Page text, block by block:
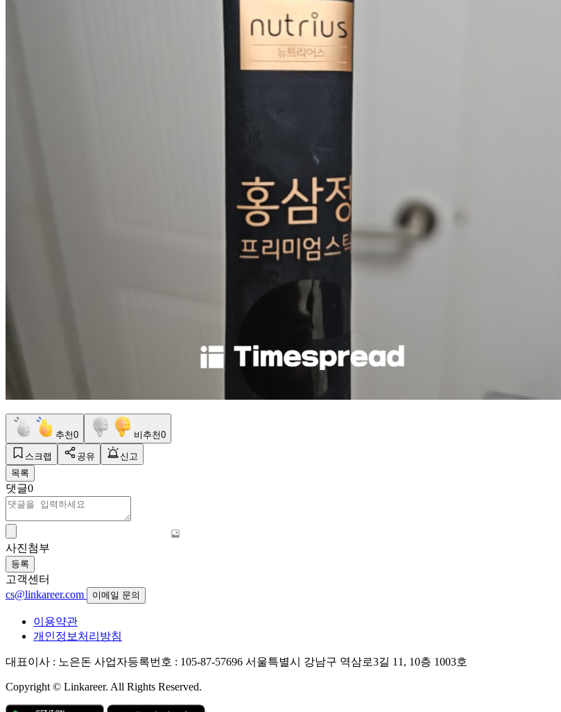
추천0 비추천0
스크랩 공유
신고
목록
댓글0
사진첨부
등록
고객센터
cs@linkareer.com
이메일 문의
이용약관
개인정보처리방침
대표이사 : 노은돈 사업자등록번호 : 105-87-57696 서울특별시 강남구 역삼로3길 11, 10층 1003호
Copyright © Linkareer. All Rights Reserved.